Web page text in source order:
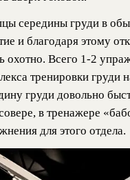
середины груди в
и благодаря этому
охотно. Всего 1-2
тренировки груди
груди довольно
в тренажере
для этого отдела.